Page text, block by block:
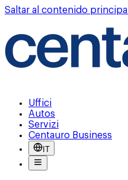
Saltar al contenido principal
Uffici
Autos
Servizi
Centauro Business
IT